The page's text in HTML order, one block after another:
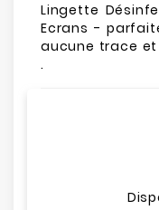
Lingette
Ecrans -
aucune trace
.